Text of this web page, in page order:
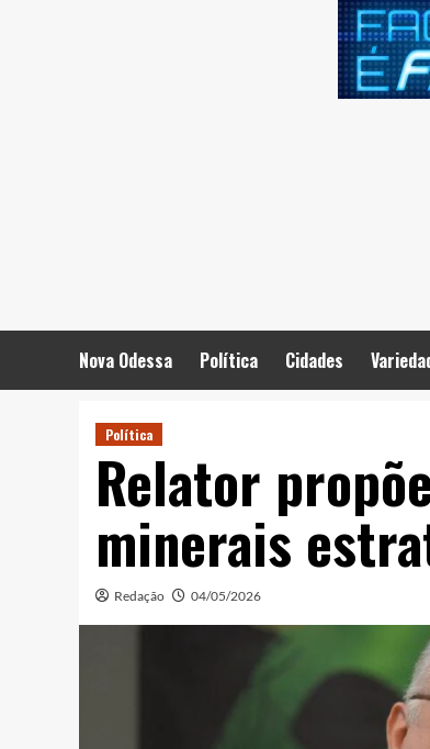
Nova Odessa Política Cidades
Política
Relator
minerais
Redação 04/05/2026